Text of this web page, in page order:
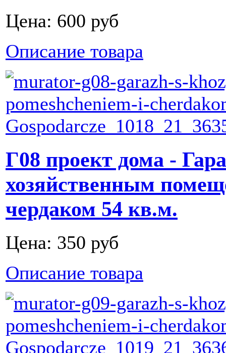
Цена: 600 руб
Описание товара
Г08 проект дома -
хозяйственным
чердаком 54 кв.м.
Цена: 350 руб
Описание товара